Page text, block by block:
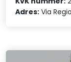
Adres: Via